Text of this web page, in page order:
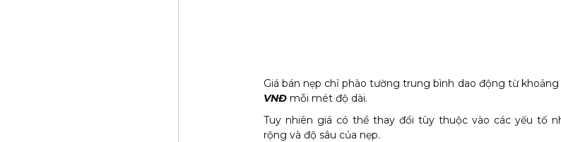
Giá bán nẹp chỉ phào tường trung bình dao động từ khoảng
VNĐ mỗi mét độ dài.
Tuy nhiên giá có thể thay đổi tùy thuộc vào các yếu tố
rộng và độ sâu của nẹp.